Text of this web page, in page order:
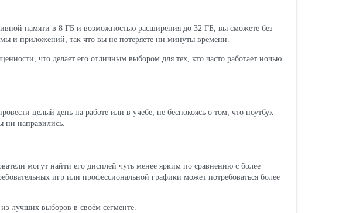
памяти в 8 ГБ и возможностью расширения до 32 ГБ, вы сможете без
и приложений, так что вы не потеряете ни минуты времени.
что делает его отличным выбором для тех, кто часто работает ночью
целый день на работе или в учебе, не беспокоясь о том, что ноутбук
ни направились.
могут найти его дисплей чуть менее ярким по сравнению с более
игр или профессиональной графики может потребоваться более
лучших выборов в своём сегменте.